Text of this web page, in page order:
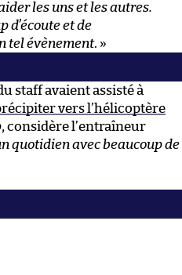
les uns et les autres.
d’écoute et de
tel évènement. »
staff avaient assisté à
vers l’hélicoptère
, considère l’entraîneur
quotidien avec beaucoup de